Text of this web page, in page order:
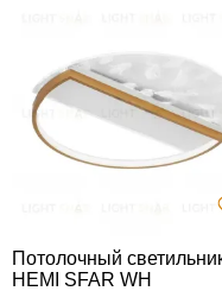
Потолочный
HEMI SFAR WH